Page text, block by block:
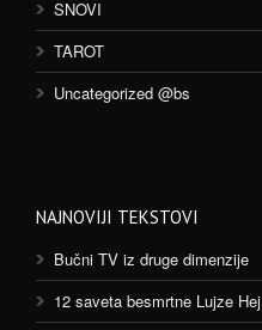
SNOVI
TAROT
Uncategorized @bs
NAJNOVIJI TEKSTOVI
Bučni TV iz druge dimenzije
12 saveta besmrtne Lujze Hej